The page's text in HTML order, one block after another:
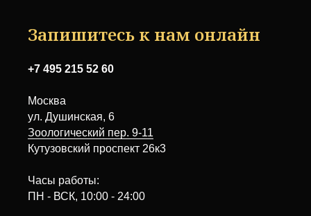
Запишитесь к нам онлайн
+7 495 215 52 60
Москва
ул. Душинская, 6
Зоологический пер. 9-11
Кутузовский проспект 26к3
Часы работы:
ПН - ВСК, 10:00 - 24:00